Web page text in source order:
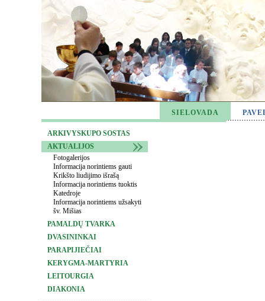
SIELOVADA
ARKIVYSKUPO SOSTAS
AKTUALIJOS
Fotogalerijos
Informacija norintiems gauti
Krikšto liudijimo išrašą
Informacija norintiems tuoktis
Katedroje
Informacija norintiems užsakyti
šv. Mišias
PAMALDŲ TVARKA
DVASININKAI
PARAPIJIEČIAI
KERYGMA-MARTYRIA
LEITOURGIA
DIAKONIA